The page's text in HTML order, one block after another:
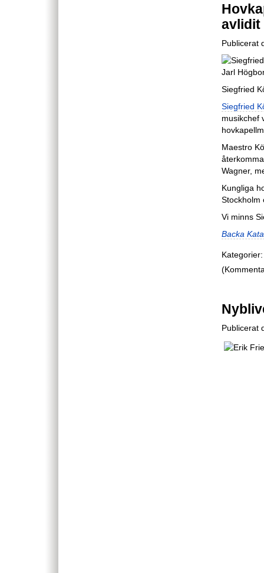
avlidit
Publicerat
Siegfried
Siegfried
musikchef
Maestro
Wagner,
Kungliga
Stockholm
Vi minns
Backa
Kategorier:
Publicerat